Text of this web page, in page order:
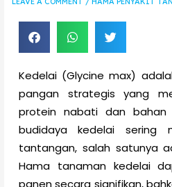
Kedelai (Glycine max)
pangan strategis yang
protein nabati dan bahan
budidaya kedelai sering
tantangan, salah satunya
Hama tanaman kedelai
panen secara signifikan,